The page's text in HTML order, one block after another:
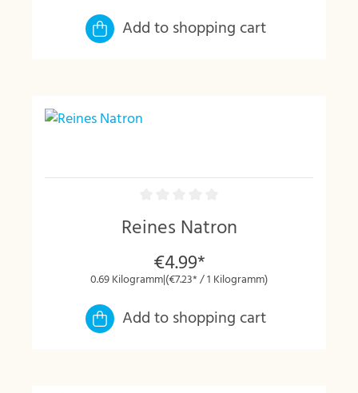
Add to shopping cart
Reines Natron
€4.99*
0.69 Kilogramm|(€7.23* / 1 Kilogramm)
Add to shopping cart